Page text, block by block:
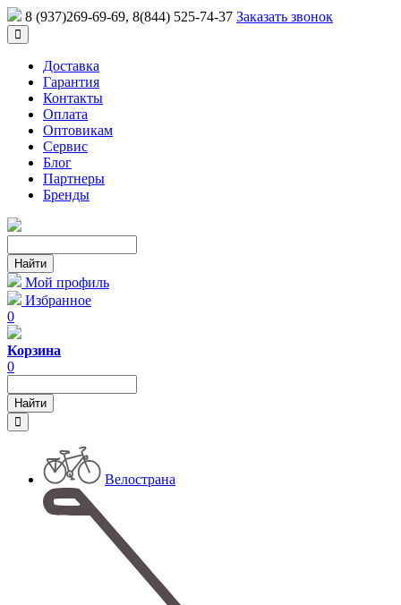
8 (937)269-69-69, 8(844) 525-74-37 Заказать звонок
Доставка
Гарантия
Контакты
Оплата
Оптовикам
Сервис
Блог
Партнеры
Бренды
Мой профиль
Избранное
0
Корзина
0
Велострана